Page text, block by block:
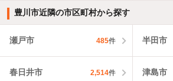
豊川市近隣の市区町村から探す
瀬戸市 485件 半田市
春日井市 2,514件 津島市